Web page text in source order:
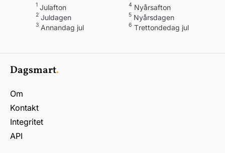
1 julafton
2 juldagen
3 annandag jul
4 nyårsafton
5 nyårsdagen
6 trettondedag jul
Dagsmart.
Om
Kontakt
Integritet
API